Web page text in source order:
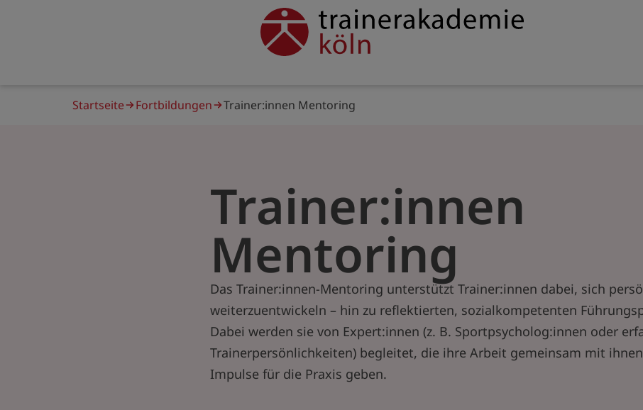
Service
navigation
trainerakademie
Startseite Fortbildungen Trainer:innen Mentoring
Trainer:innen
Mentoring
Das Trainer:innen-Mentoring unterstützt Trainer:innen dabei, sich
weiterzuentwickeln – hin zu reflektierten, sozialkompetenten
Dabei werden sie von Expert:innen (z. B. Sportpsycholog:innen oder
Trainerpersönlichkeiten) begleitet, die ihre Arbeit gemeinsam mit
Impulse für die Praxis geben.